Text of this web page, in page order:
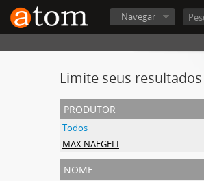
Navegar
Limite seus
produtor
Todos
MAX NAEGELI
nome